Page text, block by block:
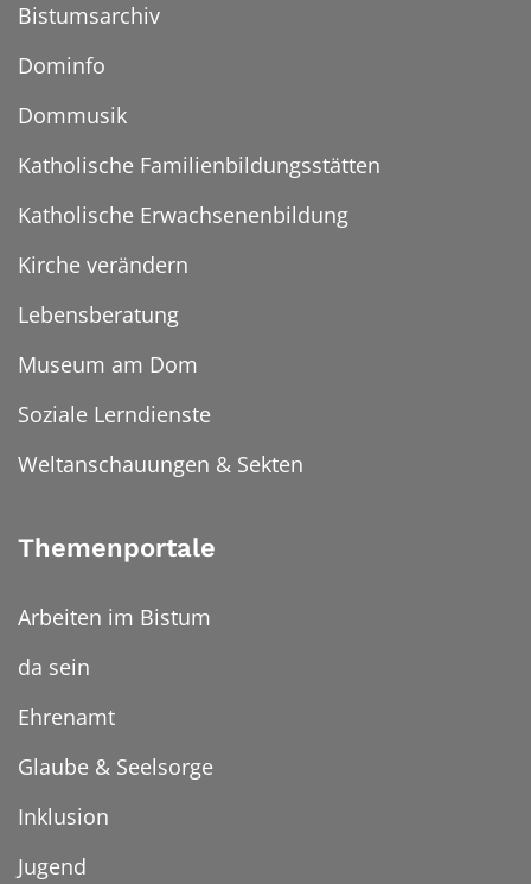
Bistumsarchiv
Dominfo
Dommusik
Katholische Familienbildungsstätten
Katholische Erwachsenenbildung
Kirche verändern
Lebensberatung
Museum am Dom
Soziale Lerndienste
Weltanschauungen & Sekten
Themenportale
Arbeiten im Bistum
da sein
Ehrenamt
Glaube & Seelsorge
Inklusion
Jugend